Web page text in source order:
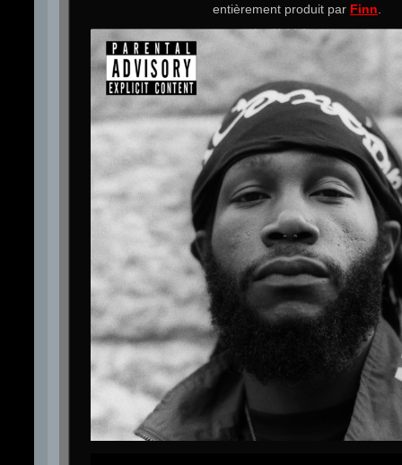
entièrement produit par Finn